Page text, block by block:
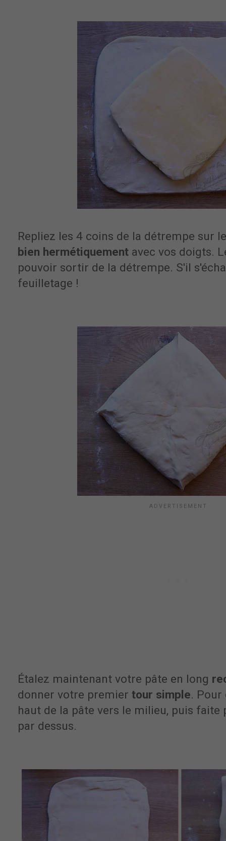
Repliez les 4 coins de la détrempe sur
bien hermétiquement avec vos doigts.
pouvoir sortir de la détrempe. S'il
feuilletage !
Étalez maintenant votre pâte en long
donner votre premier tour simple. Pour
haut de la pâte vers le milieu, puis faite
par dessus.